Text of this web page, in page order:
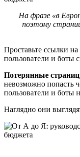
На фразе «в
поэтому
Проставьте ссылки
пользователи и боты
Потерянные
невозможно попасть
пользователи и боты
Наглядно они